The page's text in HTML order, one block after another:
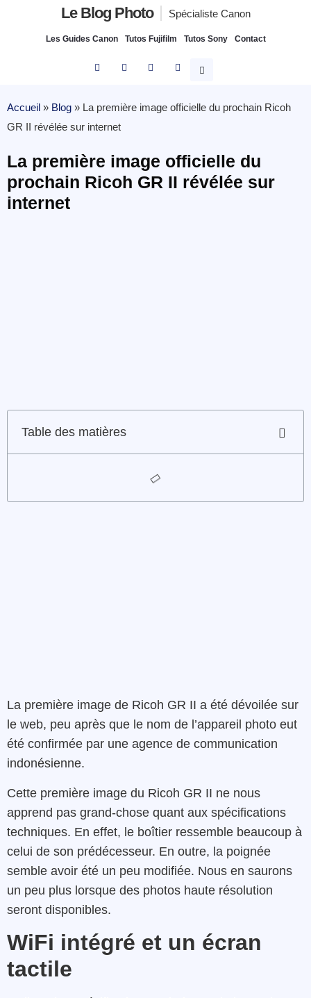
Le Blog Photo Spécialiste Canon
Les Guides Canon Tutos Fujifilm Tutos Sony Contact
Accueil » Blog » La première image officielle du prochain Ricoh
GR II révélée sur internet
La première image officielle du
prochain Ricoh GR II révélée sur
internet
Table des matières
La première image de Ricoh GR II a été dévoilée sur
le web, peu après que le nom de l’appareil photo eut
été confirmée par une agence de communication
indonésienne.
Cette première image du Ricoh GR II ne nous
apprend pas grand-chose quant aux spécifications
techniques. En effet, le boîtier ressemble beaucoup à
celui de son prédécesseur. En outre, la poignée
semble avoir été un peu modifiée. Nous en saurons
un peu plus lorsque des photos haute résolution
seront disponibles.
WiFi intégré et un écran
tactile